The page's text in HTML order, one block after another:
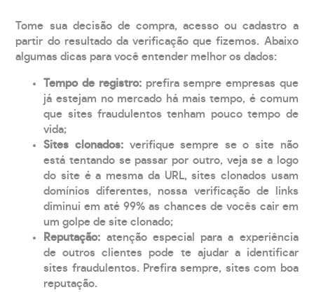
Tome sua decisão de compra, acesso ou cadastro a
partir do resultado da verificação que fizemos. Abaixo
algumas dicas para você entender melhor os dados:
Tempo de registro: prefira sempre empresas que
já estejam no mercado há mais tempo, é comum
que sites fraudulentos tenham pouco tempo de
vida;
Sites clonados: verifique sempre se o site não
está tentando se passar por outro, veja se a logo
do site é a mesma da URL, sites clonados usam
domínios diferentes, nossa verificação de links
diminui em até 99% as chances de vocês cair em
um golpe de site clonado;
Reputação: atenção especial para a experiência
de outros clientes pode te ajudar a identificar
sites fraudulentos. Prefira sempre, sites com boa
reputação.